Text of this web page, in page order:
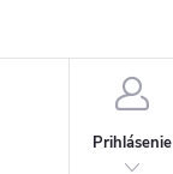
Prihlásenie